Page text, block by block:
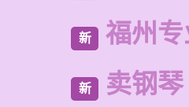
新 福州
新 卖钢琴